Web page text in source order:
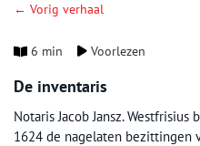
← Vorig verhaal
6 min Voorlezen
De inventaris
Notaris Jacob Jansz.
1624 de nagelaten bezittingen